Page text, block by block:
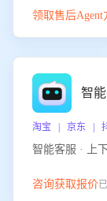
领取售后Agent
智
淘宝 | 京东 |
智能客服 · 上
咨询获取报价